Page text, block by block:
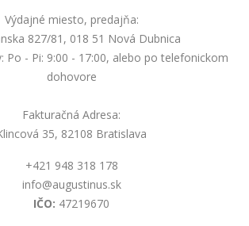
Výdajné miesto, predajňa:
827/81, 018 51 Nová Dubnica
Po - Pi: 9:00 - 17:00, alebo po telefonickom
dohovore
Fakturačná Adresa:
35, 82108 Bratislava
+421 948 318 178
info@augustinus.sk
IČO: 47219670